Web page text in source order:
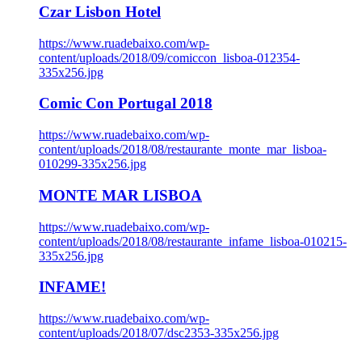
Czar Lisbon Hotel
https://www.ruadebaixo.com/wp-
content/uploads/2018/09/comiccon_lisboa-012354-
335x256.jpg
Comic Con Portugal 2018
https://www.ruadebaixo.com/wp-
content/uploads/2018/08/restaurante_monte_mar_lisboa-
010299-335x256.jpg
MONTE MAR LISBOA
https://www.ruadebaixo.com/wp-
content/uploads/2018/08/restaurante_infame_lisboa-010215-
335x256.jpg
INFAME!
https://www.ruadebaixo.com/wp-
content/uploads/2018/07/dsc2353-335x256.jpg